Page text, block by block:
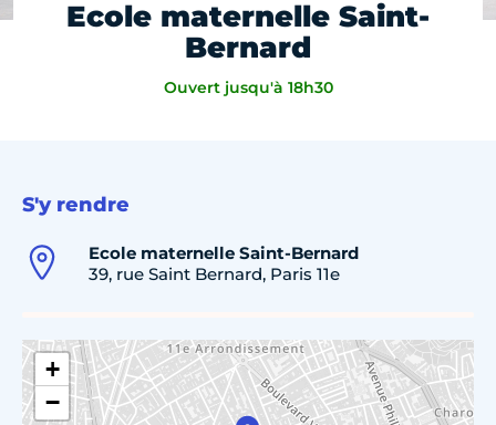
Ecole maternelle Saint-
Bernard
Ouvert jusqu'à 18h30
S'y rendre
Ecole maternelle Saint-Bernard
39, rue Saint Bernard, Paris 11e
+
−